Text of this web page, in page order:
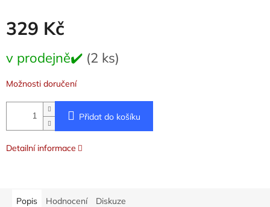
329 Kč
cena:
v prodejně✔️ (2 ks)
Možnosti doručení
Přidat do košíku
Detailní informace
Popis Hodnocení Diskuze